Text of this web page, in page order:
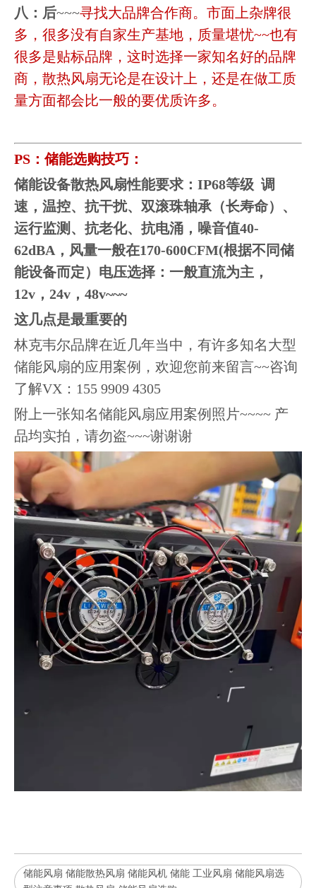
八：后~~~寻找大品牌合作商。市面上杂牌很
多，很多没有自家生产基地，质量堪忧~~也有
很多是贴标品牌，这时选择一家知名好的品牌
商，散热风扇无论是在设计上，还是在做工质
量方面都会比一般的要优质许多。
PS：储能选购技巧：
储能设备散热风扇性能要求：IP68等级 调
速，温控、抗干扰、双滚珠轴承（长寿命）、
运行监测、抗老化、抗电涌，噪音值40-
62dBA，风量一般在170-600CFM(根据不同储
能设备而定）电压选择：一般直流为主，
12v，24v，48v~~~
这几点是最重要的
林克韦尔品牌在近几年当中，有许多知名大型
储能风扇的应用案例，欢迎您前来留言~~咨询
了解VX：155 9909 4305
附上一张知名储能风扇应用案例照片~~~~ 产
品均实拍，请勿盗~~~谢谢谢
储能风扇 储能散热风扇 储能风机 储能 工业风扇 储能风扇选